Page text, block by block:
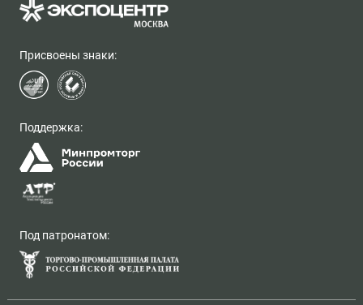
Присвоены знаки:
Поддержка:
Под патронатом: